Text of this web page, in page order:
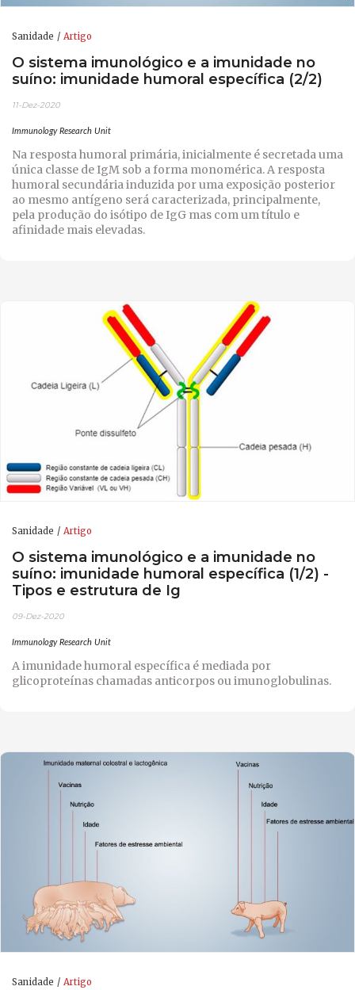
Sanidade Artigo
O sistema imunológico e a imunidade no
suíno: imunidade humoral específica (2/2)
11-Dez-2020
Immunology Research Unit
Na resposta humoral primária, inicialmente é secretada uma
única classe de IgM sob a forma monomérica. A resposta
humoral secundária induzida por uma exposição posterior
ao mesmo antígeno será caracterizada, principalmente,
pela produção do isótipo de IgG mas com um título e
afinidade mais elevadas.
Sanidade Artigo
O sistema imunológico e a imunidade no
suíno: imunidade humoral específica (1/2) -
Tipos e estrutura de Ig
09-Dez-2020
Immunology Research Unit
A imunidade humoral específica é mediada por
glicoproteínas chamadas anticorpos ou imunoglobulinas.
Sanidade Artigo